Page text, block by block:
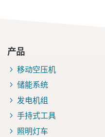
产品
移动空压机
储能系统
发电机组
手持式工具
照明灯车